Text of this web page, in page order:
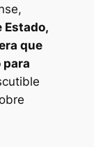
Estado,
que
para